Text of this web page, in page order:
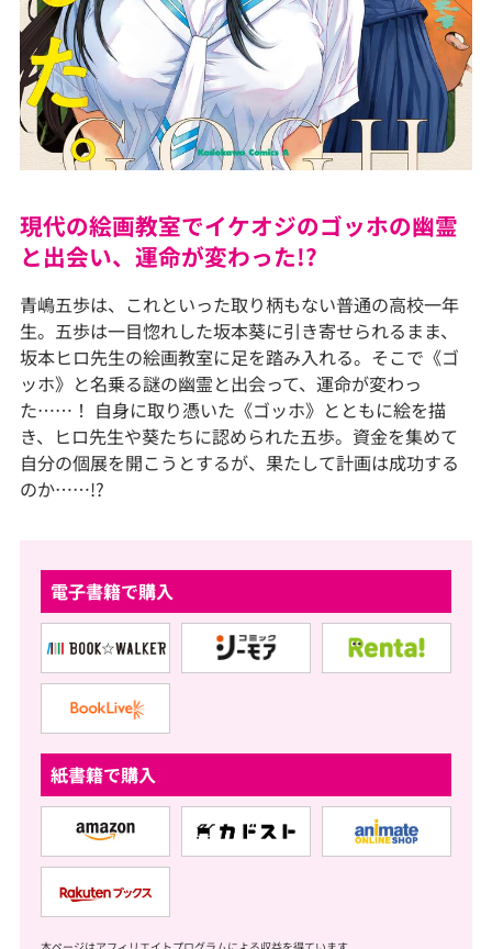
現代の絵画教室でイケオジのゴッホの幽霊
と出会い、運命が変わった!?
青嶋五歩は、これといった取り柄もない普通の高校一年
生。五歩は一目惚れした坂本葵に引き寄せられるまま、
坂本ヒロ先生の絵画教室に足を踏み入れる。そこで《ゴ
ッホ》と名乗る謎の幽霊と出会って、運命が変わっ
た……！ 自身に取り憑いた《ゴッホ》とともに絵を描
き、ヒロ先生や葵たちに認められた五歩。資金を集めて
自分の個展を開こうとするが、果たして計画は成功する
のか……!?
電子書籍で購入
紙書籍で購入